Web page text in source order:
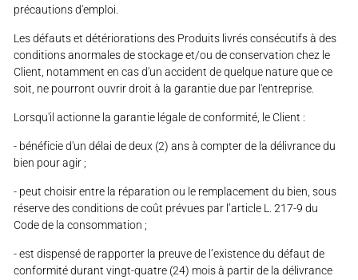
précautions d'emploi.
Les défauts et détériorations des Produits livrés consécutifs à des
conditions anormales de stockage et/ou de conservation chez le
Client, notamment en cas d'un accident de quelque nature que ce
soit, ne pourront ouvrir droit à la garantie due par l'entreprise.
Lorsqu'il actionne la garantie légale de conformité, le Client :
- bénéficie d'un délai de deux (2) ans à compter de la délivrance du
bien pour agir ;
- peut choisir entre la réparation ou le remplacement du bien, sous
réserve des conditions de coût prévues par l’article L. 217-9 du
Code de la consommation ;
- est dispensé de rapporter la preuve de l’existence du défaut de
conformité durant vingt-quatre (24) mois à partir de la délivrance